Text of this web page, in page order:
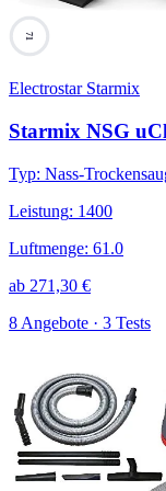
71
Electrostar Starmix
Starmix NSG
Typ: Nass-
Leistung: 1400
Luftmenge: 61.0
ab 271,30 €
8 Angebote · 3 Tests